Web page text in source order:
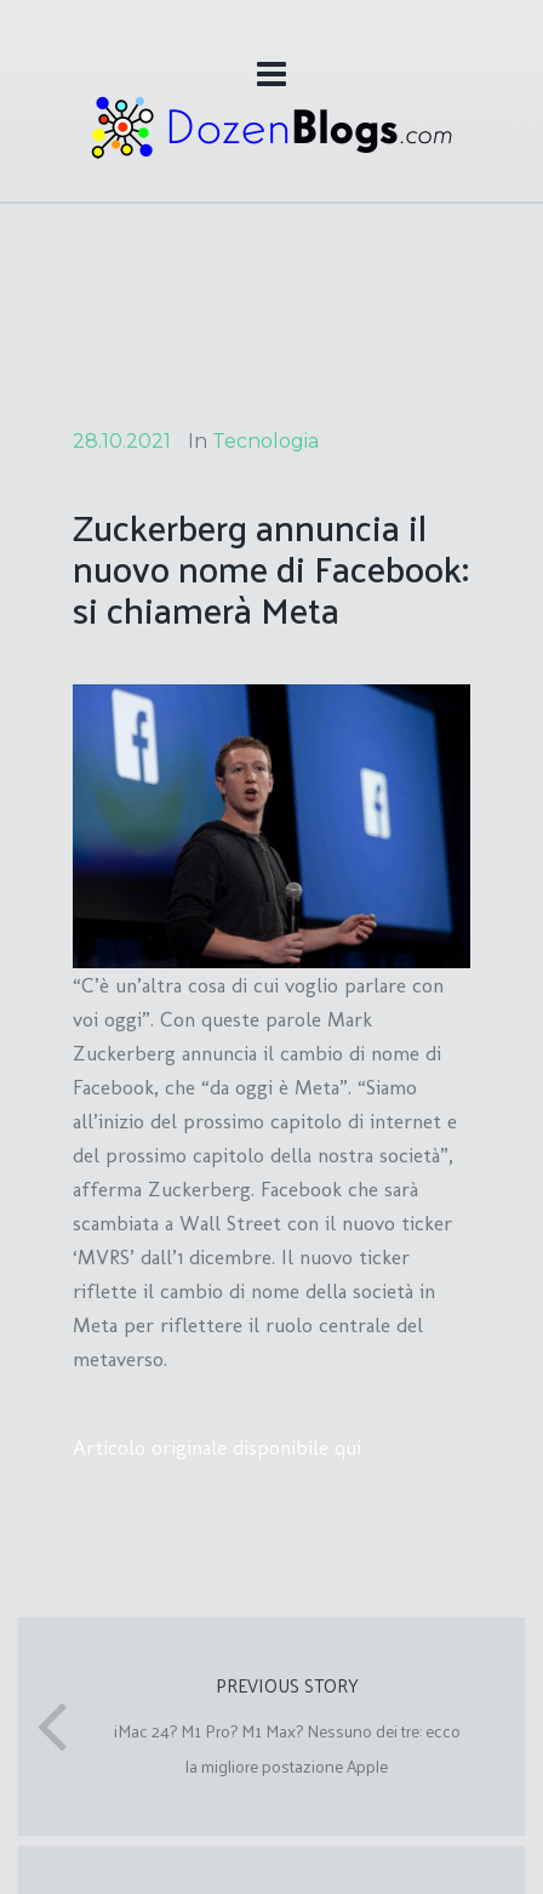
28.10.2021 In Tecnologia
Zuckerberg annuncia il
nuovo nome di Facebook:
si chiamerà Meta
“C’è un’altra cosa di cui voglio parlare con
voi oggi”. Con queste parole Mark
Zuckerberg annuncia il cambio di nome di
Facebook, che “da oggi è Meta”. “Siamo
all’inizio del prossimo capitolo di internet e
del prossimo capitolo della nostra società”,
afferma Zuckerberg. Facebook che sarà
scambiata a Wall Street con il nuovo ticker
‘MVRS’ dall’1 dicembre. Il nuovo ticker
riflette il cambio di nome della società in
Meta per riflettere il ruolo centrale del
metaverso.
Articolo originale disponibile qui
PREVIOUS STORY
iMac 24? M1 Pro? M1 Max? Nessuno dei tre: ecco
la migliore postazione Apple